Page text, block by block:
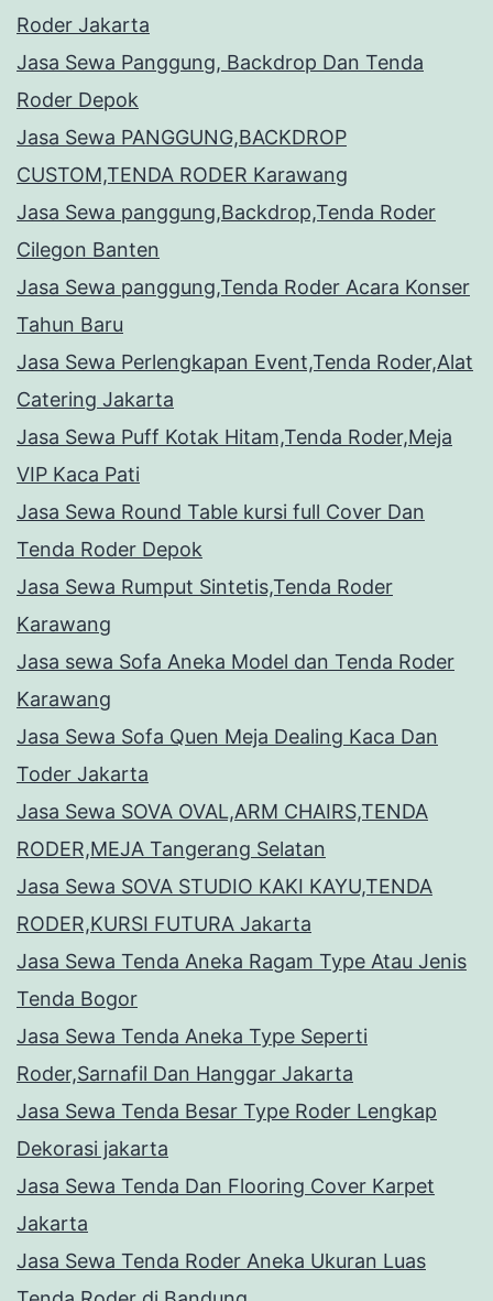
Roder Jakarta
Jasa Sewa Panggung, Backdrop Dan Tenda
Roder Depok
Jasa Sewa PANGGUNG,BACKDROP
CUSTOM,TENDA RODER Karawang
Jasa Sewa panggung,Backdrop,Tenda Roder
Cilegon Banten
Jasa Sewa panggung,Tenda Roder Acara Konser
Tahun Baru
Jasa Sewa Perlengkapan Event,Tenda Roder,Alat
Catering Jakarta
Jasa Sewa Puff Kotak Hitam,Tenda Roder,Meja
VIP Kaca Pati
Jasa Sewa Round Table kursi full Cover Dan
Tenda Roder Depok
Jasa Sewa Rumput Sintetis,Tenda Roder
Karawang
Jasa sewa Sofa Aneka Model dan Tenda Roder
Karawang
Jasa Sewa Sofa Quen Meja Dealing Kaca Dan
Toder Jakarta
Jasa Sewa SOVA OVAL,ARM CHAIRS,TENDA
RODER,MEJA Tangerang Selatan
Jasa Sewa SOVA STUDIO KAKI KAYU,TENDA
RODER,KURSI FUTURA Jakarta
Jasa Sewa Tenda Aneka Ragam Type Atau Jenis
Tenda Bogor
Jasa Sewa Tenda Aneka Type Seperti
Roder,Sarnafil Dan Hanggar Jakarta
Jasa Sewa Tenda Besar Type Roder Lengkap
Dekorasi jakarta
Jasa Sewa Tenda Dan Flooring Cover Karpet
Jakarta
Jasa Sewa Tenda Roder Aneka Ukuran Luas